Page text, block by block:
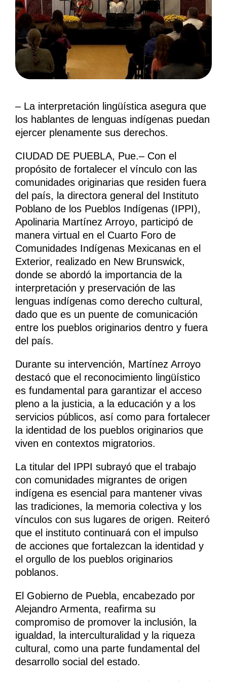
– La interpretación lingüística asegura que
los hablantes de lenguas indígenas puedan
ejercer plenamente sus derechos.
CIUDAD DE PUEBLA, Pue.– Con el
propósito de fortalecer el vínculo con las
comunidades originarias que residen fuera
del país, la directora general del Instituto
Poblano de los Pueblos Indígenas (IPPI),
Apolinaria Martínez Arroyo, participó de
manera virtual en el Cuarto Foro de
Comunidades Indígenas Mexicanas en el
Exterior, realizado en New Brunswick,
donde se abordó la importancia de la
interpretación y preservación de las
lenguas indígenas como derecho cultural,
dado que es un puente de comunicación
entre los pueblos originarios dentro y fuera
del país.
Durante su intervención, Martínez Arroyo
destacó que el reconocimiento lingüístico
es fundamental para garantizar el acceso
pleno a la justicia, a la educación y a los
servicios públicos, así como para fortalecer
la identidad de los pueblos originarios que
viven en contextos migratorios.
La titular del IPPI subrayó que el trabajo
con comunidades migrantes de origen
indígena es esencial para mantener vivas
las tradiciones, la memoria colectiva y los
vínculos con sus lugares de origen. Reiteró
que el instituto continuará con el impulso
de acciones que fortalezcan la identidad y
el orgullo de los pueblos originarios
poblanos.
El Gobierno de Puebla, encabezado por
Alejandro Armenta, reafirma su
compromiso de promover la inclusión, la
igualdad, la interculturalidad y la riqueza
cultural, como una parte fundamental del
desarrollo social del estado.